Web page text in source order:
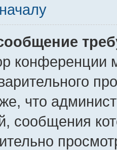
конференции
что
сообщения